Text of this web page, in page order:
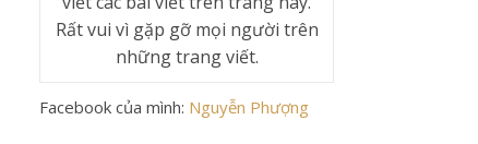
Rất vui vì gặp gỡ mọi người trên
những trang viết.
Facebook của mình: Nguyễn Phượng